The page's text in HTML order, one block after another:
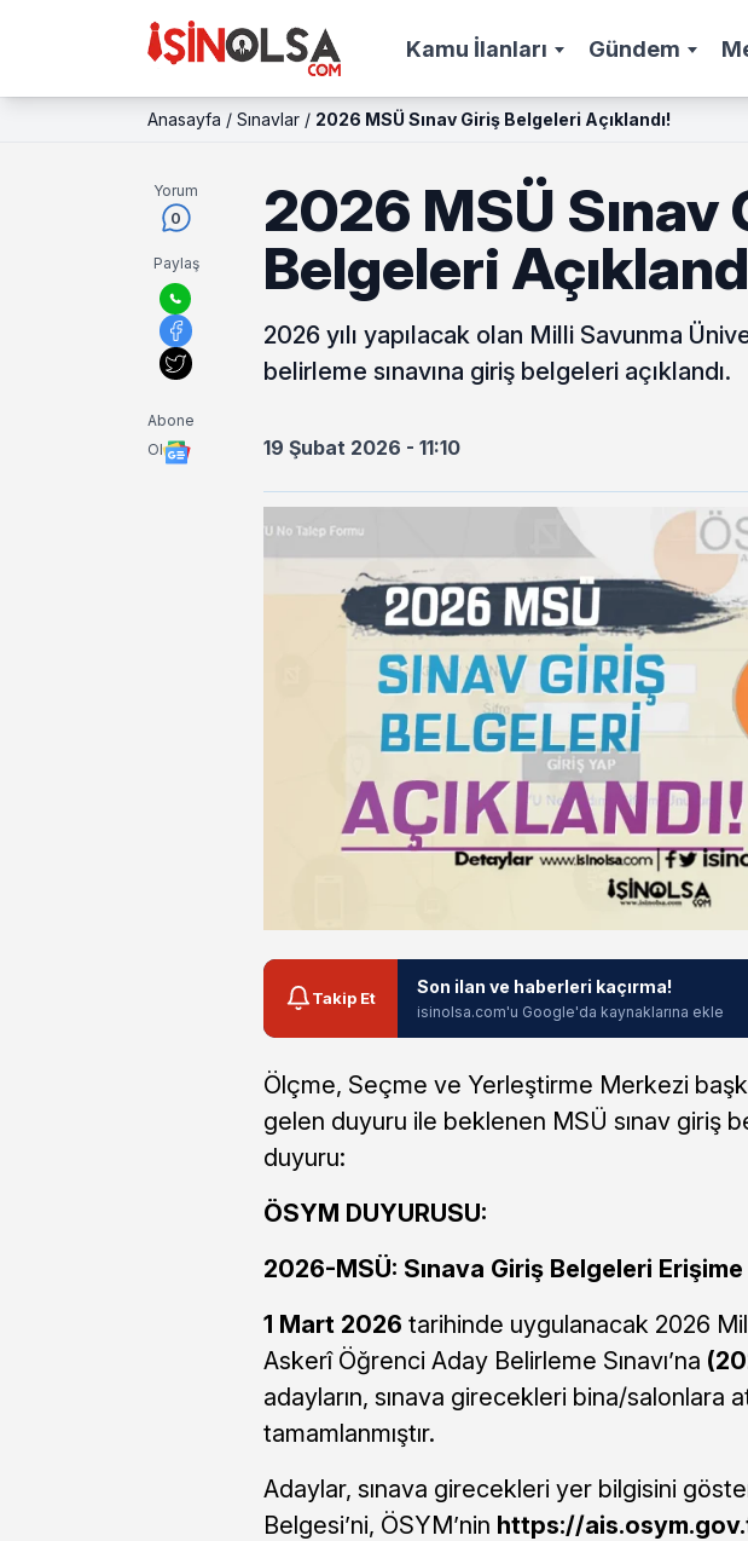
Kamu İlanları Gündem
Anasayfa / Sınavlar / 2026 MSÜ Sınav Giriş Belgeleri Açıklandı!
Yorum
0
Paylaş
Abone
Ol
2026 MSÜ Sınav
Belgeleri
2026 yılı yapılacak olan Milli Savunma
belirleme sınavına giriş belgeleri açıklandı.
19 Şubat 2026 - 11:10
Takip Et
Son ilan ve haberleri kaçırma!
isinolsa.com'u Google'da kaynaklarına ekle
Ölçme, Seçme ve Yerleştirme Merkezi
gelen duyuru ile beklenen MSÜ sınav giriş
duyuru:
ÖSYM DUYURUSU:
2026-MSÜ: Sınava Giriş Belgeleri Erişime
1 Mart 2026 tarihinde uygulanacak 2026
Askerî Öğrenci Aday Belirleme Sınavı’na
adayların, sınava girecekleri bina/salonlara
tamamlanmıştır.
Adaylar, sınava girecekleri yer bilgisini
Belgesi’ni, ÖSYM’nin https://